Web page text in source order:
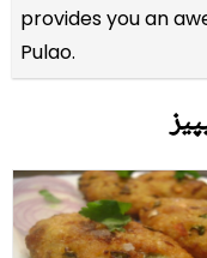
provides you an
Pulao.